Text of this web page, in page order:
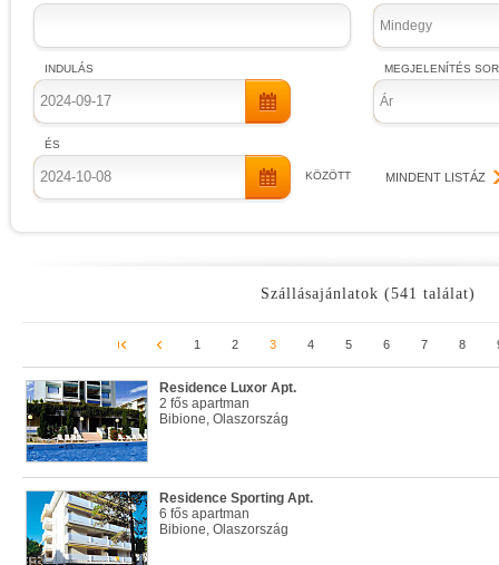
INDULÁS
ÉS
KÖZÖTT
Mindegy
MEGJELENÍTÉS
Ár
MINDENT LISTÁZ
Szállásajánlatok (541 találat)
1 2 3 4 5 6 7 8
Residence Luxor Apt.
2 fős apartman
Bibione, Olaszország
Residence Sporting Apt.
6 fős apartman
Bibione, Olaszország